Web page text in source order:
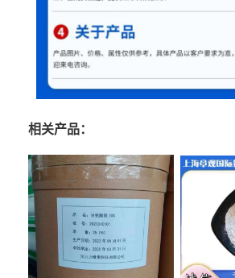
相关产品：